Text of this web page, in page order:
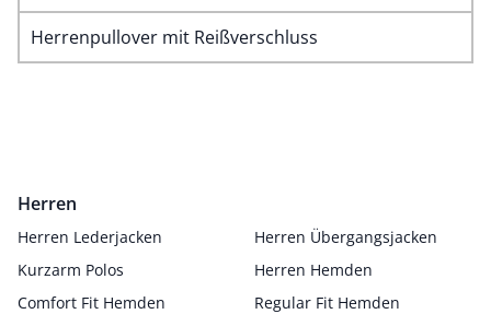
Herrenpullover mit Reißverschluss
Herren
Herren Lederjacken
Herren Übergangsjacken
Kurzarm Polos
Herren Hemden
Comfort Fit Hemden
Regular Fit Hemden